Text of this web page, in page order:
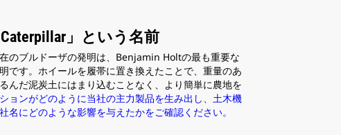
」という名前
のブルドーザの発明は、Benjamin Holtの最も重要な
です。ホイールを履帯に置き換えたことで、重量のあ
んだ泥炭土にはまり込むことなく、より簡単に農地を
ョンがどのように当社の主力製品を生み出し、土木機
名にどのような影響を与えたかをご確認ください。